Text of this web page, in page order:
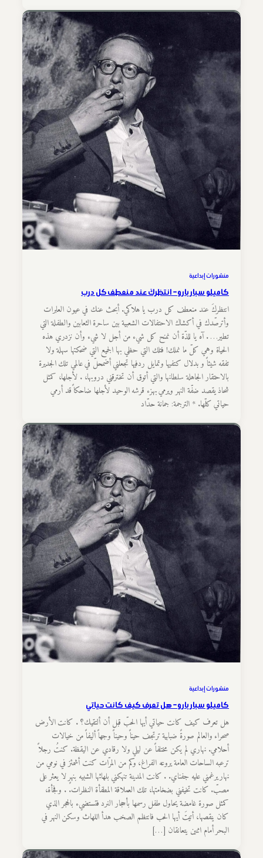
منشورات إبداعية
كاميلو سباربارو – انتظركَ عند منعطف كل درب
انتظركَ عند منعطف كل درب يا هلاكي. أبحث عنك في عيون العابرات
وأترصّدك في أكشاك الاحتفالات الشعبية بين ساحرة الثعابين والطفلة التي
تطير… . آه يا للذّة أن نمنح كل شيء من أجل لا شيء وأن نزدري هذه
الحياة وهي كلّ ما نملك! فتلك التي حظي بها الجميع التي ضحكتها سهلة ولا
تفقه شيئاً و بدلال كتفيها وتمايل ردفيها تجعلني أضمحلّ في عالمي تلك الجديرة
بالاحتقار الجاهلة سلطانها والتي أتوق أن تخترقني دروبها، . لأجلها، كمثل
شحاذ يقصد ضفّة النهر ويرمي بهزء قرشه الوحيد لأجلها ضاحكاً قد أرمي
حياتي كلّها. * الترجمة: جمانة حدّاد
منشورات إبداعية
كاميلو سباربارو – هل تعرف كيف كانت حياتي
هل تعرف كيف كانت حياتي أيها الحبّ قبل أن ألتقيك؟ . كانت الأرض
صحراء والعالم صورةً ضبابية ترتجف حيناً وحيناً وجهاً أليفاً من خيالات
أحلامي. نهاري لم يكن مختلفاً عن ليلي ولا رقادي عن اليقظة. كنتُ رجلاً
ترعبه الساحات العامة يروعه الفراغ، وكم من المرّات كنت أشمئز في نومي من
نهار يرغمني عليه جفناي. . كانت المدينة تنهكني بلهاثها الشبيه بنهرٍ لا يعثر على
مصبّ. كانت تخيفني بضخامتها، تلك العملاقة المطفأة النظرات. . وفجأة،
كمثل صورة غامضة يحاول طفل رسمها بأحجار النرد فتستضيء بالحجر الذي
كان ينقصها، أتيتَ أيها الحب فانتظم الصخب هدأ اللهاث وسكن النهر في
البحر أمام اثنين يتعانقان […]